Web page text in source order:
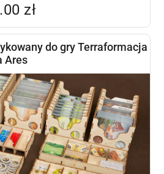
zł
do gry Terraformacja
Ares